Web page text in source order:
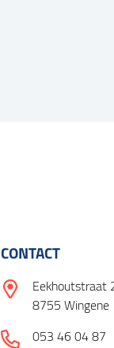
CONTACT
Eekhoutstraat
8755 Wingene
053 46 04 87